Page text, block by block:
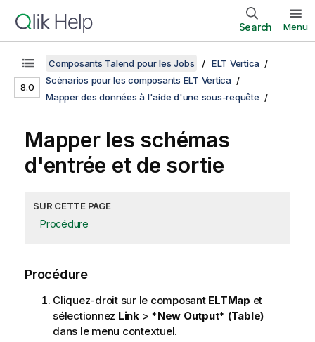
Search Menu
8.0
Composants Talend pour les Jobs
ELT Vertica
Scénarios pour les composants ELT Vertica
Mapper des données à l'aide d'une sous-requête
Mapper les schémas
d'entrée et de sortie
SUR CETTE PAGE
Procédure
Procédure
Cliquez-droit sur le composant ELTMap et
sélectionnez Link> *New Output* (Table)
dans le menu contextuel.